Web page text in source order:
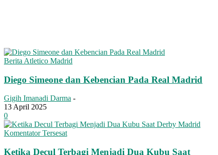
Berita Atletico Madrid
Diego Simeone dan Kebencian Pada Real Madrid
Gigih Imanadi Darma -
13 April 2025
0
Komentator Tersesat
Ketika Decul Terbagi Menjadi Dua Kubu Saat